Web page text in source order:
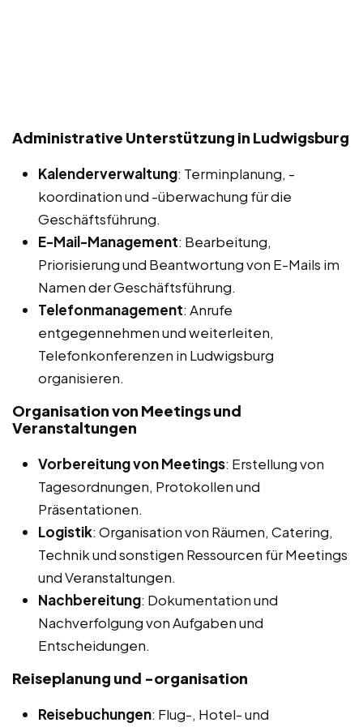
Administrative Unterstützung in Ludwigsburg
Kalenderverwaltung: Terminplanung, -
koordination und -überwachung für die
Geschäftsführung.
E-Mail-Management: Bearbeitung,
Priorisierung und Beantwortung von E-Mails im
Namen der Geschäftsführung.
Telefonmanagement: Anrufe
entgegennehmen und weiterleiten,
Telefonkonferenzen in Ludwigsburg
organisieren.
Organisation von Meetings und
Veranstaltungen
Vorbereitung von Meetings: Erstellung von
Tagesordnungen, Protokollen und
Präsentationen.
Logistik: Organisation von Räumen, Catering,
Technik und sonstigen Ressourcen für Meetings
und Veranstaltungen.
Nachbereitung: Dokumentation und
Nachverfolgung von Aufgaben und
Entscheidungen.
Reiseplanung und -organisation
Reisebuchungen: Flug-, Hotel- und